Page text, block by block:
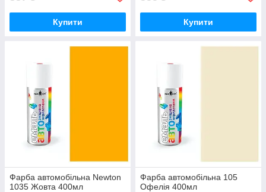
Купити Купити
Фарба автомобільна Newton
1035 Жовта 400мл
Фарба автомобільна 105
Офелія 400мл